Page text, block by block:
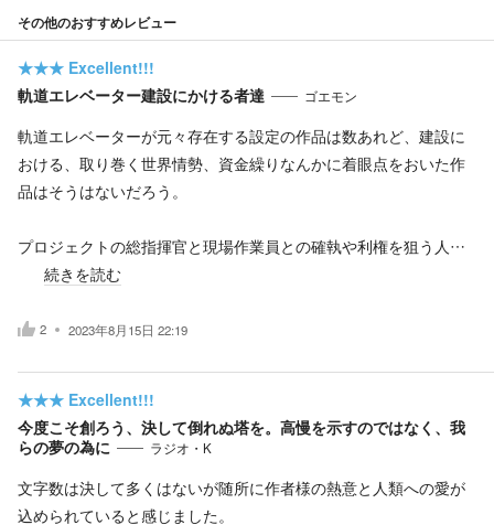
その他のおすすめレビュー
★★★ Excellent!!!
軌道エレベーター建設にかける者達
ゴエモン
軌道エレベーターが元々存在する設定の作品は数あれど、建設に
おける、取り巻く世界情勢、資金繰りなんかに着眼点をおいた作
品はそうはないだろう。
プロジェクトの総指揮官と現場作業員との確執や利権を狙う人…
続きを読む
2 2023年8月15日 22:19
★★★ Excellent!!!
今度こそ創ろう、決して倒れぬ塔を。高慢を示すのではなく、我
らの夢の為に
ラジオ・K
文字数は決して多くはないが随所に作者様の熱意と人類への愛が
込められていると感じました。